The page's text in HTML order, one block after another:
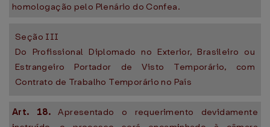
homologação pelo Plenário do Confea.
Seção III
Do Profissional Diplomado no Exterior, Brasileiro ou
Estrangeiro Portador de Visto Temporário, com
Contrato de Trabalho Temporário no País
Art. 18.Apresentado o requerimento devidamente